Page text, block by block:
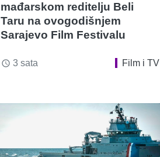
mađarskom reditelju Beli
Taru na ovogodišnjem
Sarajevo Film Festivalu
access_time 3 sata Film i TV